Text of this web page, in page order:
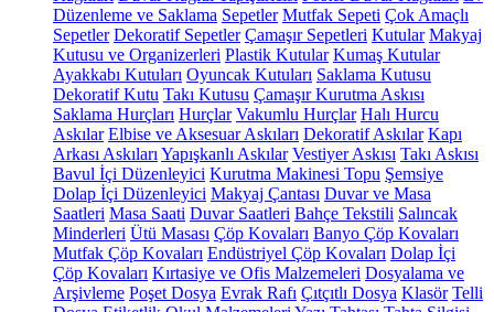
Düzenleme ve Saklama Sepetler Mutfak Sepeti Çok Amaçlı
Sepetler Dekoratif Sepetler Çamaşır Sepetleri Kutular Makyaj
Kutusu ve Organizerleri Plastik Kutular Kumaş Kutular
Ayakkabı Kutuları Oyuncak Kutuları Saklama Kutusu
Dekoratif Kutu Takı Kutusu Çamaşır Kurutma Askısı
Saklama Hurçları Hurçlar Vakumlu Hurçlar Halı Hurcu
Askılar Elbise ve Aksesuar Askıları Dekoratif Askılar Kapı
Arkası Askıları Yapışkanlı Askılar Vestiyer Askısı Takı Askısı
Bavul İçi Düzenleyici Kurutma Makinesi Topu Şemsiye
Dolap İçi Düzenleyici Makyaj Çantası Duvar ve Masa
Saatleri Masa Saati Duvar Saatleri Bahçe Tekstili Salıncak
Minderleri Ütü Masası Çöp Kovaları Banyo Çöp Kovaları
Mutfak Çöp Kovaları Endüstriyel Çöp Kovaları Dolap İçi
Çöp Kovaları Kırtasiye ve Ofis Malzemeleri Dosyalama ve
Arşivleme Poşet Dosya Evrak Rafı Çıtçıtlı Dosya Klasör Telli